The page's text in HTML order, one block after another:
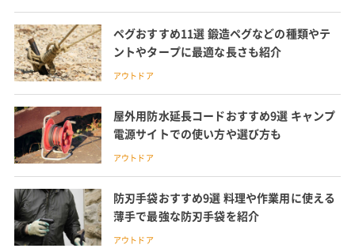
ペグおすすめ11選 鍛造ペグなどの種類やテ
ントやタープに最適な長さも紹介
アウトドア
屋外用防水延長コードおすすめ9選 キャンプ
電源サイトでの使い方や選び方も
アウトドア
防刃手袋おすすめ9選 料理や作業用に使える
薄手で最強な防刃手袋を紹介
アウトドア